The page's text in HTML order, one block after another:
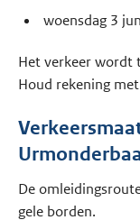
woensdag 3
Het verkeer wordt
Houd rekening
De
gele borden.